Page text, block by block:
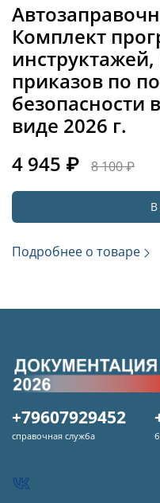
Комплект
приказов по
безопасности
виде 2026 г.
4 945 ₽
8 100 ₽
В
Подробнее о товаре
+79607929452
справочная служба